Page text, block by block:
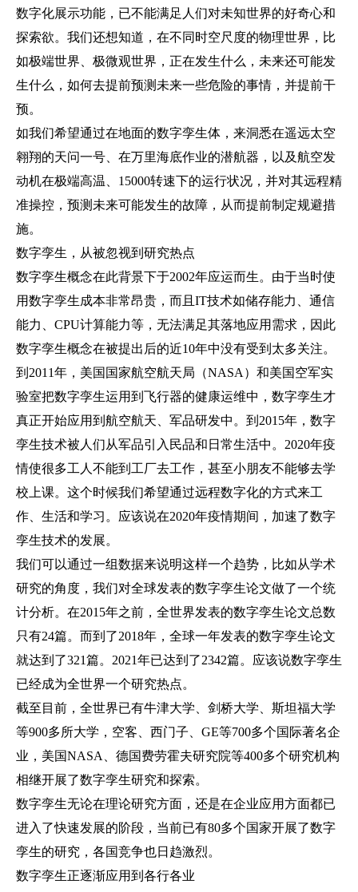
数字化展示功能，已不能满足人们对未知世界的好奇心和
探索欲。我们还想知道，在不同时空尺度的物理世界，比
如极端世界、极微观世界，正在发生什么，未来还可能发
生什么，如何去提前预测未来一些危险的事情，并提前干
预。
如我们希望通过在地面的数字孪生体，来洞悉在遥远太空
翱翔的天问一号、在万里海底作业的潜航器，以及航空发
动机在极端高温、15000转速下的运行状况，并对其远程精
准操控，预测未来可能发生的故障，从而提前制定规避措
施。
数字孪生，从被忽视到研究热点
数字孪生概念在此背景下于2002年应运而生。由于当时使
用数字孪生成本非常昂贵，而且IT技术如储存能力、通信
能力、CPU计算能力等，无法满足其落地应用需求，因此
数字孪生概念在被提出后的近10年中没有受到太多关注。
到2011年，美国国家航空航天局（NASA）和美国空军实
验室把数字孪生运用到飞行器的健康运维中，数字孪生才
真正开始应用到航空航天、军品研发中。到2015年，数字
孪生技术被人们从军品引入民品和日常生活中。2020年疫
情使很多工人不能到工厂去工作，甚至小朋友不能够去学
校上课。这个时候我们希望通过远程数字化的方式来工
作、生活和学习。应该说在2020年疫情期间，加速了数字
孪生技术的发展。
我们可以通过一组数据来说明这样一个趋势，比如从学术
研究的角度，我们对全球发表的数字孪生论文做了一个统
计分析。在2015年之前，全世界发表的数字孪生论文总数
只有24篇。而到了2018年，全球一年发表的数字孪生论文
就达到了321篇。2021年已达到了2342篇。应该说数字孪生
已经成为全世界一个研究热点。
截至目前，全世界已有牛津大学、剑桥大学、斯坦福大学
等900多所大学，空客、西门子、GE等700多个国际著名企
业，美国NASA、德国费劳霍夫研究院等400多个研究机构
相继开展了数字孪生研究和探索。
数字孪生无论在理论研究方面，还是在企业应用方面都已
进入了快速发展的阶段，当前已有80多个国家开展了数字
孪生的研究，各国竞争也日趋激烈。
数字孪生正逐渐应用到各行各业